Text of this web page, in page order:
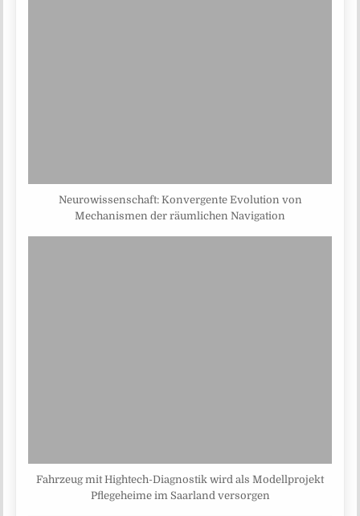
Neurowissenschaft: Konvergente Evolution von
Mechanismen der räumlichen Navigation
Fahrzeug mit Hightech-Diagnostik wird als Modellprojekt
Pflegeheime im Saarland versorgen